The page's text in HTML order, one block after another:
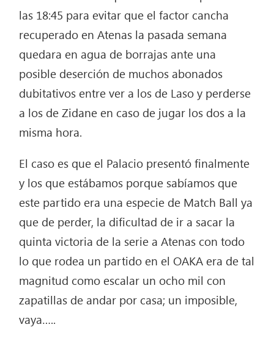
las 18:45 para evitar que el factor cancha
recuperado en Atenas la pasada semana
quedara en agua de borrajas ante una
posible deserción de muchos abonados
dubitativos entre ver a los de Laso y perderse
a los de Zidane en caso de jugar los dos a la
misma hora.
El caso es que el Palacio presentó finalmente
y los que estábamos porque sabíamos que
este partido era una especie de Match Ball ya
que de perder, la dificultad de ir a sacar la
quinta victoria de la serie a Atenas con todo
lo que rodea un partido en el OAKA era de tal
magnitud como escalar un ocho mil con
zapatillas de andar por casa; un imposible,
vaya…..